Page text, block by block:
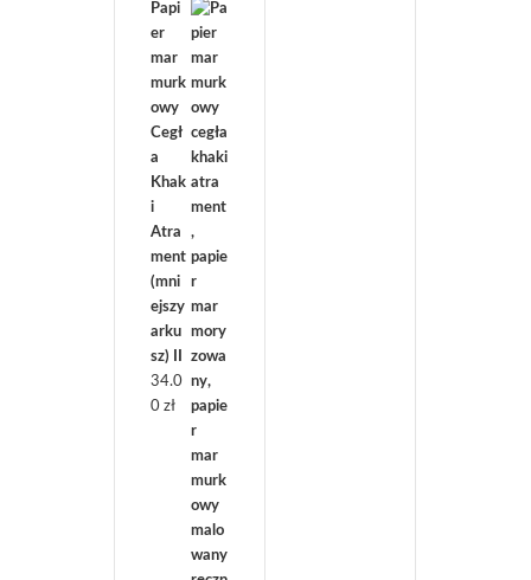
Papi
er
mar
murk
owy
Cegł
a
Khak
i
Atra
ment
(mni
ejszy
arku
sz) II
34.0
0 zł